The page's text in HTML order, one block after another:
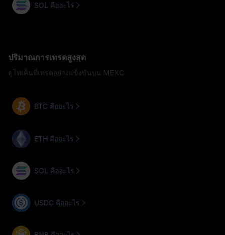
SOL คืออะไร
ปริมาณการเทรดสูงสุด
ดูโทเค็นที่เทรดอย่างแข็งขันบน MEXC
BTC คืออะไร
ETH คืออะไร
SOL คืออะไร
USDC คืออะไร